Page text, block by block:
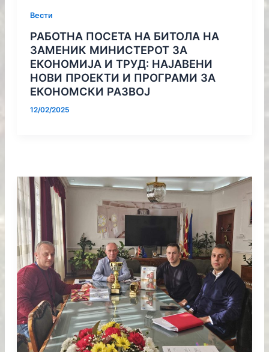
Вести
РАБОТНА ПОСЕТА НА БИТОЛА НА
ЗАМЕНИК МИНИСТЕРОТ ЗА
ЕКОНОМИЈА И ТРУД: НАЈАВЕНИ
НОВИ ПРОЕКТИ И ПРОГРАМИ ЗА
ЕКОНОМСКИ РАЗВОЈ
12/02/2025